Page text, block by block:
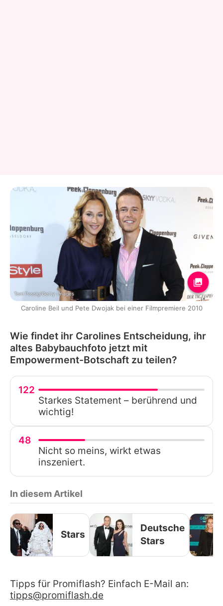
Toni Passig/Getty Images
Caroline Beil und Pete Dwojak bei einer Filmpremiere 2010
Wie findet ihr Carolines Entscheidung, ihr
altes Babybauchfoto jetzt mit
Empowerment-Botschaft zu teilen?
122
Starkes Statement – berührend und
wichtig!
48
Nicht so meins, wirkt etwas
inszeniert.
In diesem Artikel
Stars
Deutsche
Stars
Tipps für Promiflash? Einfach E-Mail an:
tipps@promiflash.de